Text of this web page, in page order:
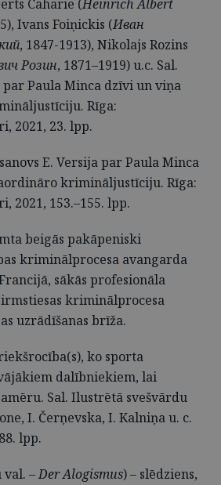
Caharie (Heinrich Albert
Ivans Foiņickis (Иван
, 1847-1913), Nikolajs Rozins
Розин, 1871–1919) u.c. Sal.
par Paula Minca dzīvi un viņa
Rīga:
2021, 23. lpp.
E. Versija par Paula Minca
krimināljustīciju. Rīga:
2021, 153.–155. lpp.
beigās pakāpeniski
kriminālprocesa avangarda
sākās profesionāla
kriminālprocesa
uzrādīšanas brīža.
ko sporta
dalībniekiem, lai
Sal. Ilustrētā svešvārdu
I. Čerņevska, I. Kalniņa u. c.
lpp.
val. –Der Alogismus) – slēdziens,